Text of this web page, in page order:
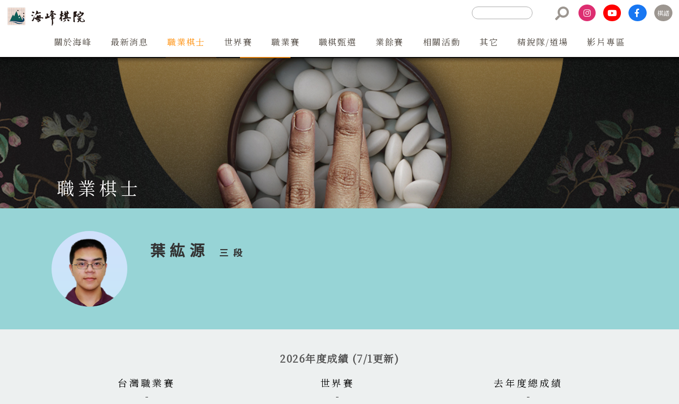
棋譜
關於海峰 最新消息 職業棋士 世界賽 職業賽 職棋甄選 業餘賽 相關活動 其它 精銳隊/道場 影片專區
關於海峰 創辦人簡介 大事紀 行事曆 聯絡方式
精銳隊 道場 精銳隊交流
職業棋士
葉紘源 三段
2026年度成績 (7/1更新)
台灣職業賽 世界賽 去年度總成績